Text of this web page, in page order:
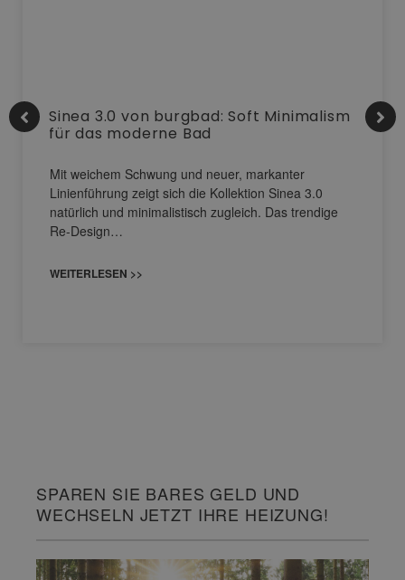
Sinea 3.0 von burgbad: Soft Minimalism
für das moderne Bad
Mit weichem Schwung und neuer, markanter
Linienführung zeigt sich die Kollektion Sinea 3.0
natürlich und minimalistisch zugleich. Das trendige
Re-Design…
WEITERLESEN >>
SPAREN SIE BARES GELD UND
WECHSELN JETZT IHRE HEIZUNG!